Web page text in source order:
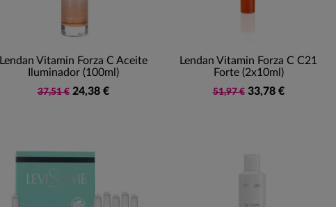
Lendan Vitamin Forza C Aceite
Iluminador (100ml)
37,51 € 24,38 €
Lendan Vitamin Forza C C21
Forte (2x10ml)
51,97 € 33,78 €